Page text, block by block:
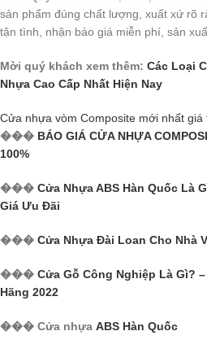
sản phẩm đúng chất lượng, xuất xứ rõ
tận tình, nhận báo giá miễn phí, sản
Mời quý khách xem thêm: Các Loại
Nhựa Cao Cấp Nhất Hiện Nay
Cửa nhựa vòm Composite mới nhất giá
��� BÁO GIÁ CỬA NHỰA
100%
��� Cửa Nhựa ABS Hàn Quốc Là
Giá Ưu Đãi
��� Cửa Nhựa Đài Loan Cho Nhà
��� Cửa Gỗ Công Nghiệp Là Gì?
Hãng 2022
��� Cửa nhựa ABS Hàn Quốc